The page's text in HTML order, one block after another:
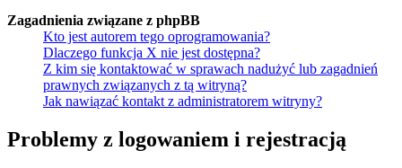
Zagadnienia związane z phpBB
Kto jest autorem tego oprogramowania?
Dlaczego funkcja X nie jest dostępna?
Z kim się kontaktować w sprawach nadużyć lub zagadnień
prawnych związanych z tą witryną?
Jak nawiązać kontakt z administratorem witryny?
Problemy z logowaniem i rejestracją